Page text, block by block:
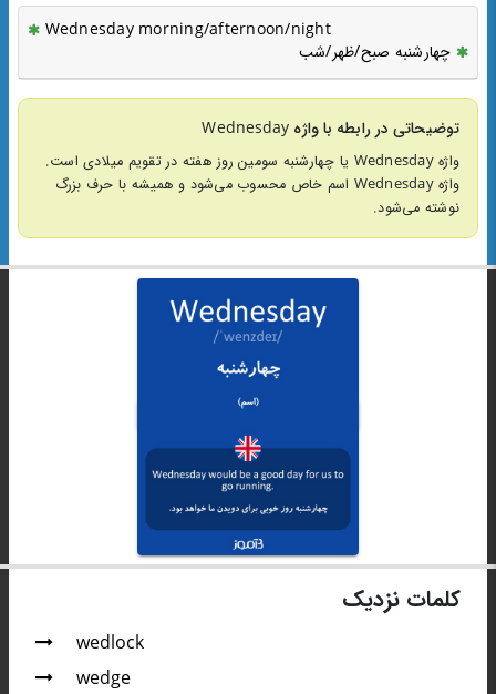
Wednesday morning/afternoon/night
چهارشنبه صبح/ظهر/شب
توضیحاتی در رابطه با واژه Wednesday
واژه Wednesday یا چهارشنبه سومین روز هفته در تقویم میلادی است.
واژه Wednesday اسم خاص محسوب می‌شود و همیشه با حرف بزرگ
نوشته می‌شود.
کلمات نزدیک
wedlock
wedge